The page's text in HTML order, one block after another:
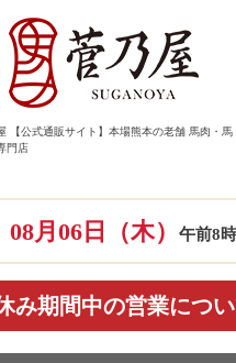
【公式通販サイト】本場熊本の老舗 馬肉・馬
門店
08月06日（木） 午前8
み期間中の営業につ